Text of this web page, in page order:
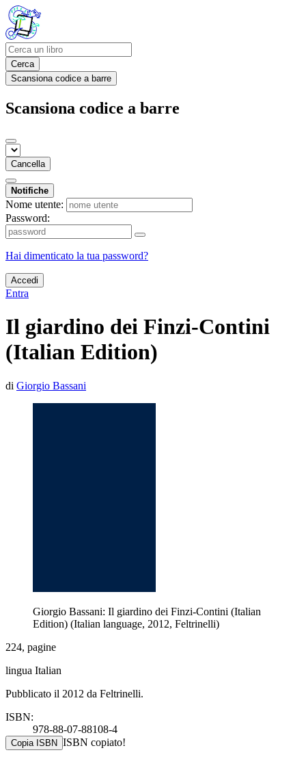
Cerca
Scansiona codice a barre
Scansiona codice a barre
Cancella
Notifiche
Nome utente:
Password:
Hai dimenticato la tua password?
Accedi
Entra
Il giardino dei Finzi-Contini
(Italian Edition)
di Giorgio Bassani
Giorgio Bassani: Il giardino dei Finzi-Contini (Italian
Edition) (Italian language, 2012, Feltrinelli)
224, pagine
lingua Italian
Pubblicato il 2012 da Feltrinelli.
ISBN:
978-88-07-88108-4
Copia ISBN ISBN copiato!